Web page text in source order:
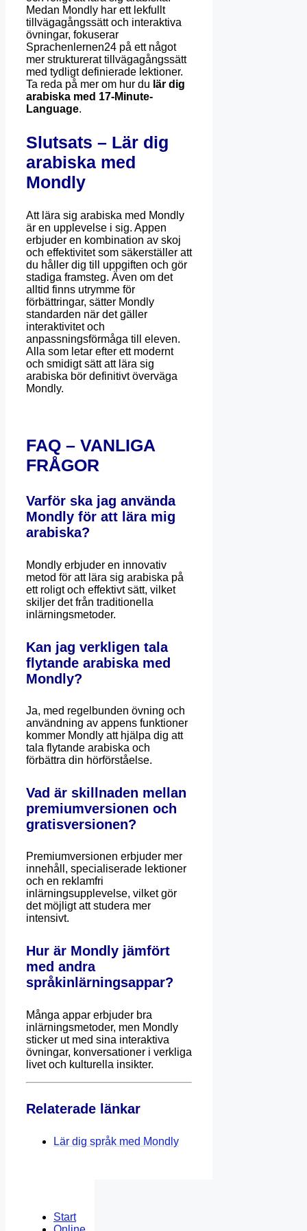
Medan Mondly har ett lekfullt
tillvägagångssätt och interaktiva
övningar, fokuserar
Sprachenlernen24 på ett något
mer strukturerat tillvägagångssätt
med tydligt definierade lektioner.
Ta reda på mer om hur du lär dig
arabiska med 17-Minute-
Language.
Slutsats – Lär dig
arabiska med
Mondly
Att lära sig arabiska med Mondly
är en upplevelse i sig. Appen
erbjuder en kombination av skoj
och effektivitet som säkerställer att
du håller dig till uppgiften och gör
stadiga framsteg. Även om det
alltid finns utrymme för
förbättringar, sätter Mondly
standarden när det gäller
interaktivitet och
anpassningsförmåga till eleven.
Alla som letar efter ett modernt
och smidigt sätt att lära sig
arabiska bör definitivt överväga
Mondly.
FAQ – VANLIGA
FRÅGOR
Varför ska jag använda
Mondly för att lära mig
arabiska?
Mondly erbjuder en innovativ
metod för att lära sig arabiska på
ett roligt och effektivt sätt, vilket
skiljer det från traditionella
inlärningsmetoder.
Kan jag verkligen tala
flytande arabiska med
Mondly?
Ja, med regelbunden övning och
användning av appens funktioner
kommer Mondly att hjälpa dig att
tala flytande arabiska och
förbättra din hörförståelse.
Vad är skillnaden mellan
premiumversionen och
gratisversionen?
Premiumversionen erbjuder mer
innehåll, specialiserade lektioner
och en reklamfri
inlärningsupplevelse, vilket gör
det möjligt att studera mer
intensivt.
Hur är Mondly jämfört
med andra
språkinlärningsappar?
Många appar erbjuder bra
inlärningsmetoder, men Mondly
sticker ut med sina interaktiva
övningar, konversationer i verkliga
livet och kulturella insikter.
Relaterade länkar
Lär dig språk med Mondly
Start